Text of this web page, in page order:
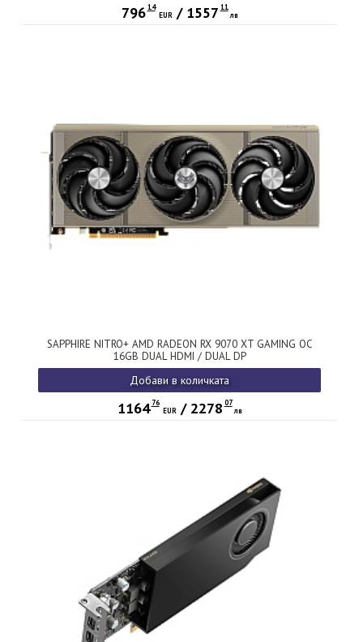
796 14
EUR/ 1557 11
лв
SAPPHIRE NITRO+ AMD RADEON RX 9070 XT GAMING OC
16GB DUAL HDMI / DUAL DP
Добави в количката
1164 76
EUR/ 2278 07
лв